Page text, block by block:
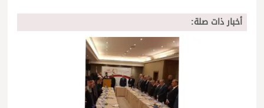
أخبار ذات صلة: